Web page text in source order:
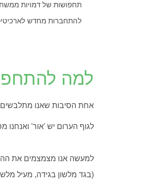
תחפושות של דמויות
להתחברות מחדש
למה
אחת הסיבות שאנו מתלבשים
לגוף הערום יש 'אור' ואנחנו
למעשה אנו מצמצמים את
(בגד מלשון בגידה, מעיל